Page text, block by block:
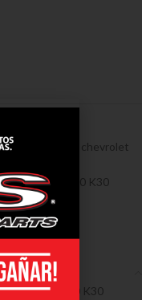
Terminales chevrolet
Blazer K5 K10 K30
K5 K10 K30